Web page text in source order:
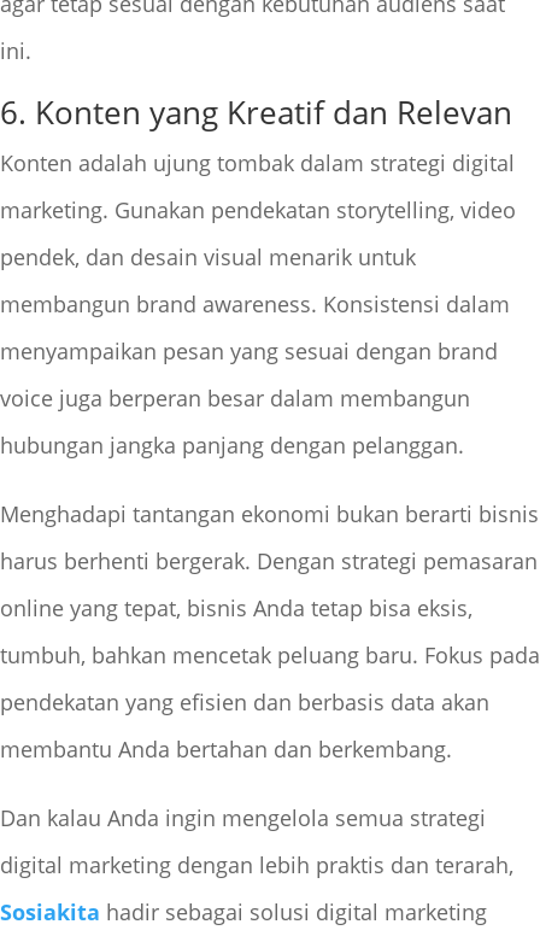
ini.
6. Konten yang Kreatif dan Relevan
Konten adalah ujung tombak dalam strategi digital
marketing. Gunakan pendekatan storytelling, video
pendek, dan desain visual menarik untuk
membangun brand awareness. Konsistensi dalam
menyampaikan pesan yang sesuai dengan brand
voice juga berperan besar dalam membangun
hubungan jangka panjang dengan pelanggan.
Menghadapi tantangan ekonomi bukan berarti bisnis
harus berhenti bergerak. Dengan strategi pemasaran
online yang tepat, bisnis Anda tetap bisa eksis,
tumbuh, bahkan mencetak peluang baru. Fokus pada
pendekatan yang efisien dan berbasis data akan
membantu Anda bertahan dan berkembang.
Dan kalau Anda ingin mengelola semua strategi
digital marketing dengan lebih praktis dan terarah,
Sosiakita hadir sebagai solusi digital marketing